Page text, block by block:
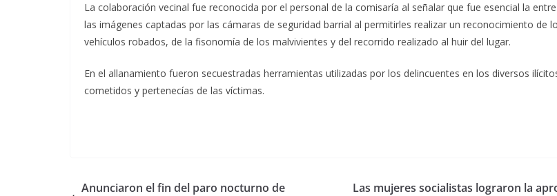
La colaboración vecinal fue reconocida por el personal de la comisaría al señalar que fue esencial la
las imágenes captadas por las cámaras de seguridad barrial al permitirles realizar un reconocimiento de
vehículos robados, de la fisonomía de los malvivientes y del recorrido realizado al huir del lugar.
En el allanamiento fueron secuestradas herramientas utilizadas por los delincuentes en los diversos
cometidos y pertenecías de las víctimas.
Anunciaron el fin del paro nocturno de
Las mujeres socialistas lograron la